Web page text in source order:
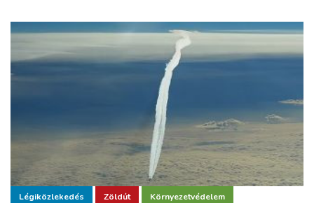
Légiközlekedés Zöldút Környezetvédelem